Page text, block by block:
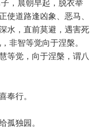
，晨朝早起，脱衣举
使道路逢凶象、恶马、
水，直前莫避，遇害死
非智等觉向于涅槃。
等觉，向于涅槃，谓八
奉行。
孤独园。